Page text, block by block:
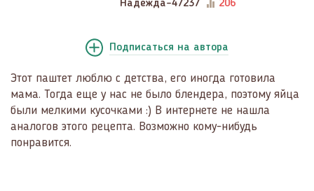
Надежда-47237 206
Подписаться на автора
Этот паштет люблю с детства, его иногда готовила
мама. Тогда еще у нас не было блендера, поэтому яйца
были мелкими кусочками :) В интернете не нашла
аналогов этого рецепта. Возможно кому-нибудь
понравится.